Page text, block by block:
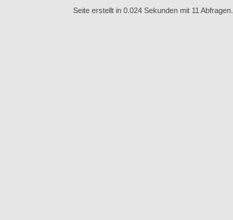
Seite erstellt in 0.024 Sekunden mit 11 Abfragen.